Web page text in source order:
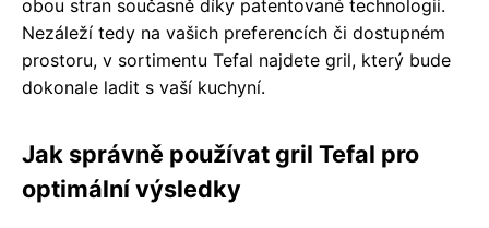
obou stran současně díky patentované technologii.
Nezáleží tedy na vašich preferencích či dostupném
prostoru, v sortimentu Tefal najdete gril, který bude
dokonale ladit s vaší kuchyní.
Jak správně používat gril Tefal pro
optimální výsledky